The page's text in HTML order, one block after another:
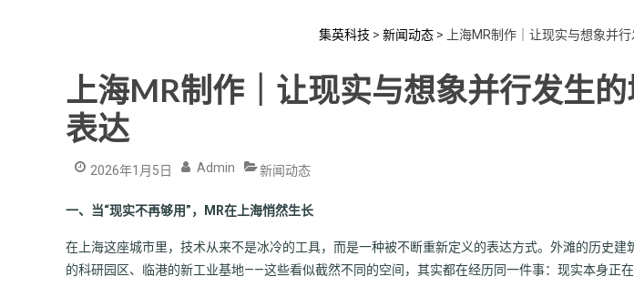
集英科技 > 新闻动态 > 上海MR制作｜让现实与想象并
上海MR制作｜让现实与想象并行发生
表达
2026年1月5日 Admin 新闻动态
一、当“现实不再够用”，MR在上海悄然生长
在上海这座城市里，技术从来不是冰冷的工具，而是一种被不断重新定义的表达方式。外滩的历史建
的科研园区、临港的新工业基地——这些看似截然不同的空间，其实都在经历同一件事：现实本身正在